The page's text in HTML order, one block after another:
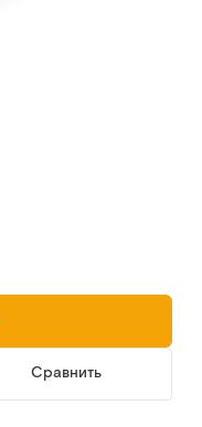
Сравнить